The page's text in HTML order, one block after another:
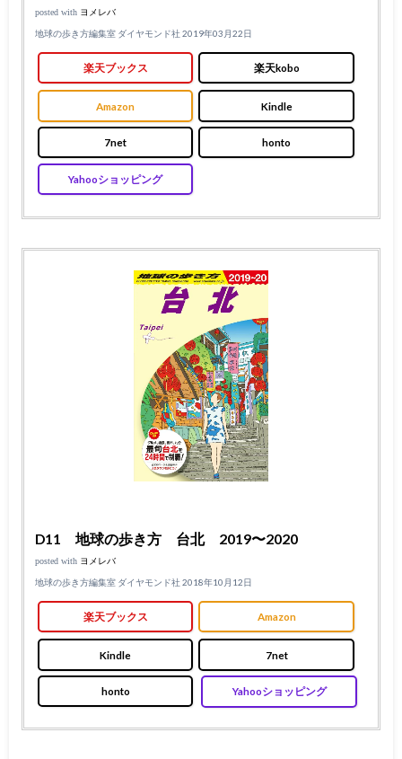
posted with ヨメレバ
地球の歩き方編集室 ダイヤモンド社 2019年03月22日
楽天ブックス 楽天kobo
Amazon Kindle
7net honto
Yahooショッピング
D11 地球の歩き方 台北 2019〜2020
posted with ヨメレバ
地球の歩き方編集室 ダイヤモンド社 2018年10月12日
楽天ブックス Amazon
Kindle 7net
honto Yahooショッピング